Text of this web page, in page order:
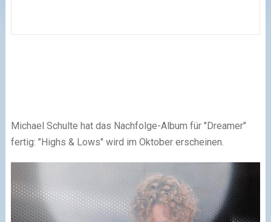
Michael Schulte hat das Nachfolge-Album für "Dreamer"
fertig: "Highs & Lows" wird im Oktober erscheinen.